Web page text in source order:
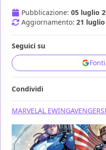
Pubblicazione: 05 luglio
Aggiornamento: 21 luglio
Seguici su
Condividi
MARVELAL EWINGAVENGERS